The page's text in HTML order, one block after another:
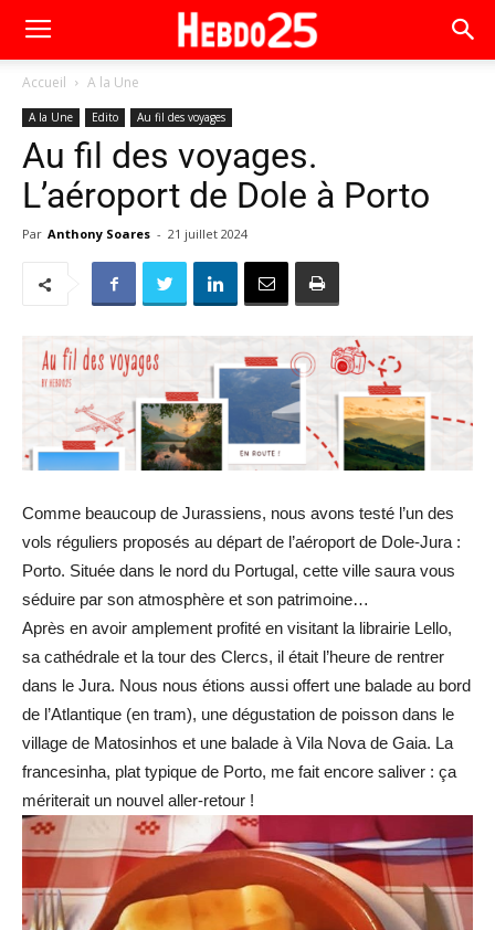
Accueil A la Une
A la Une Edito Au fil des voyages
Au fil des voyages.
L’aéroport de Dole à Porto
Par Anthony Soares - 21 juillet 2024
Comme beaucoup de Jurassiens, nous avons testé l’un des
vols réguliers proposés au départ de l’aéroport de Dole-Jura :
Porto. Située dans le nord du Portugal, cette ville saura vous
séduire par son atmosphère et son patrimoine…
Après en avoir amplement profité en visitant la librairie Lello,
sa cathédrale et la tour des Clercs, il était l’heure de rentrer
dans le Jura. Nous nous étions aussi offert une balade au bord
de l’Atlantique (en tram), une dégustation de poisson dans le
village de Matosinhos et une balade à Vila Nova de Gaia. La
francesinha, plat typique de Porto, me fait encore saliver : ça
mériterait un nouvel aller-retour !